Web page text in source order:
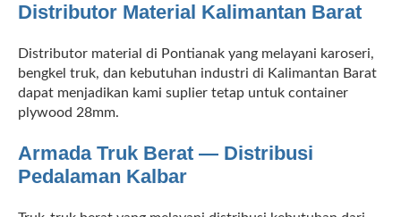
Distributor Material Kalimantan Barat
Distributor material di Pontianak yang melayani karoseri,
bengkel truk, dan kebutuhan industri di Kalimantan Barat
dapat menjadikan kami suplier tetap untuk container
plywood 28mm.
Armada Truk Berat — Distribusi
Pedalaman Kalbar